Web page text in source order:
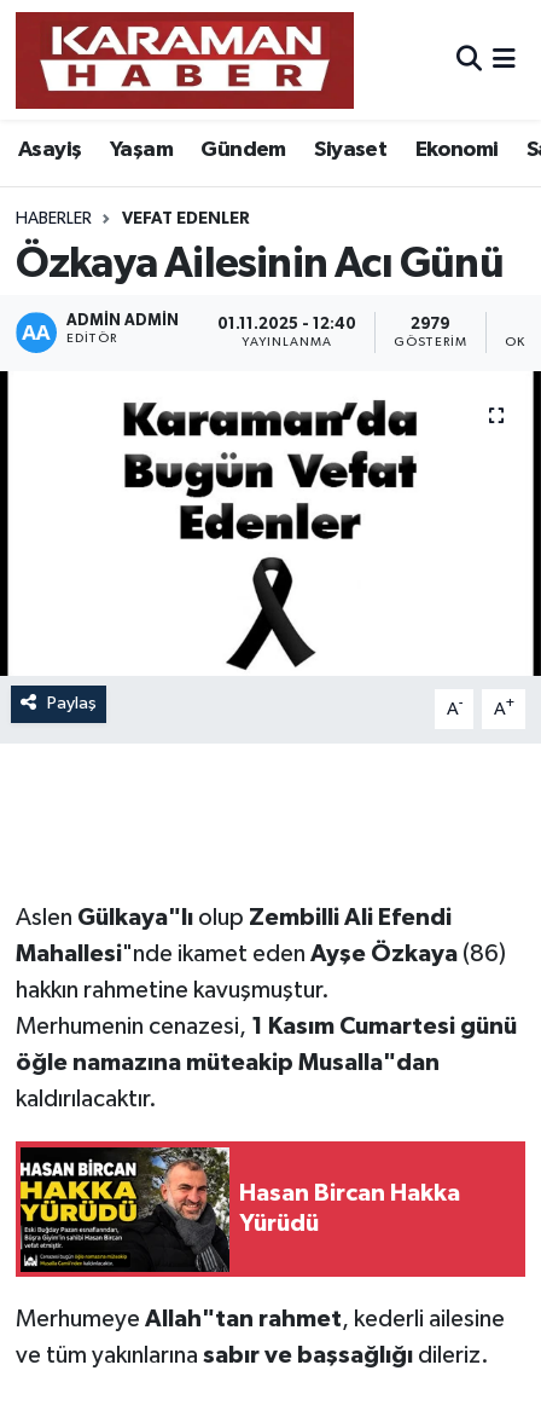
Asayiş Yaşam Gündem Siyaset Ekonomi
HABERLER VEFAT EDENLER
Özkaya Ailesinin Acı Günü
ADMIN ADMIN
EDITÖR
01.11.2025 - 12:40
YAYINLANMA
2979
GÖSTERIM
Paylaş A- A+
Aslen Gülkaya"lıolup Zembilli Ali Efendi
Mahallesi"nde ikamet eden Ayşe Özkaya(86)
hakkın rahmetine kavuşmuştur.
Merhumenin cenazesi, 1 Kasım Cumartesi günü
öğle namazına müteakip Musalla"dan
kaldırılacaktır.
Hasan Bircan Hakka
Yürüdü
Merhumeye Allah"tan rahmet, kederli ailesine
ve tüm yakınlarına sabır ve başsağlığıdileriz.
Asayiş
Bilim - Teknoloji
Eğitim
Ekonomi
Foto Galeri
Gündem
Kültür Sanat
Vefat Edenler
Nöbetçi Eczaneler
Hava Durumu
Karaman Namaz Vakitleri
Trafik Durumu
Süper Lig Puan Durumu ve Fikstür
Tüm Manşetler
Son Dakika Haberleri